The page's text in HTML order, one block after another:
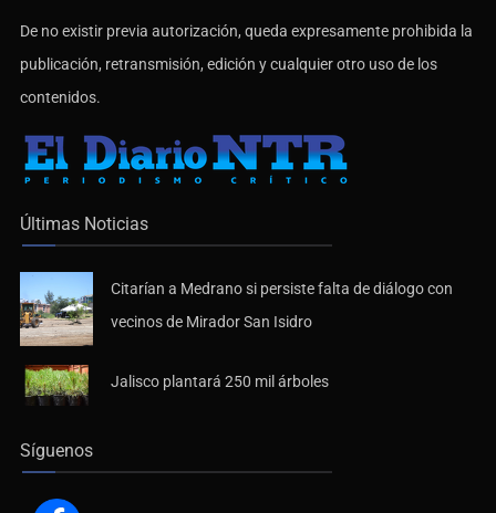
De no existir previa autorización, queda expresamente prohibida la
publicación, retransmisión, edición y cualquier otro uso de los
contenidos.
Últimas Noticias
Citarían a Medrano si persiste falta de diálogo con
vecinos de Mirador San Isidro
Jalisco plantará 250 mil árboles
Síguenos